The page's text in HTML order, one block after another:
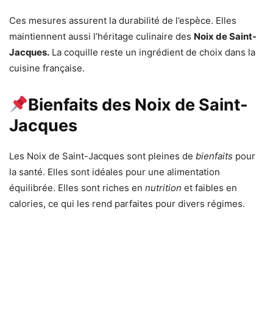
Ces mesures assurent la durabilité de l’espèce. Elles
maintiennent aussi l’héritage culinaire des Noix de Saint-
Jacques. La coquille reste un ingrédient de choix dans la
cuisine française.
Bienfaits des Noix de Saint-
Jacques
Les Noix de Saint-Jacques sont pleines de bienfaits pour
la santé. Elles sont idéales pour une alimentation
équilibrée. Elles sont riches en nutrition et faibles en
calories, ce qui les rend parfaites pour divers régimes.